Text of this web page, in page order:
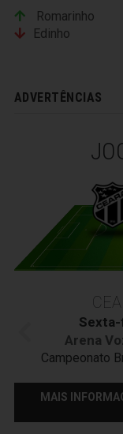
Romarinho
Edinho
ADVERTÊNCIAS
Arena
Campeonato
MAIS